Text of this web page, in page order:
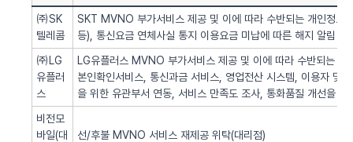
㈜SK
텔레콤
SKT MVNO 부가서비스 제공 및 이에 따라 수반되는 개인정보
등), 통신요금 연체사실 통지 이용요금 미납에 따른 해지 알림 업
㈜LG
유플러
스
LG유플러스 MVNO 부가서비스 제공 및 이에 따라 수반되는
본인확인서비스, 통신과금 서비스, 영업전산 시스템, 이용자 및
을 위한 유관부서 연동, 서비스 만족도 조사, 통화품질 개선을 위
비전모
바일(대
선/후불 MVNO 서비스 재제공 위탁(대리점)